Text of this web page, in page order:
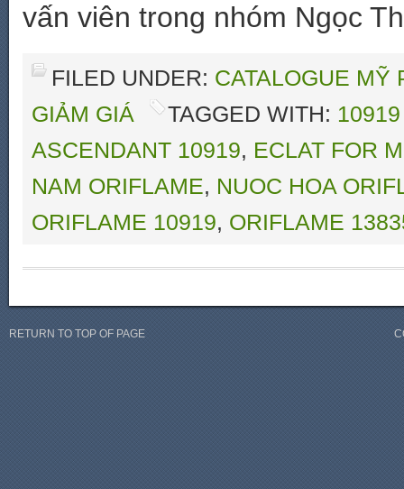
vấn viên trong nhóm Ngọc
FILED UNDER: CATALOGUE MỸ
GIẢM GIÁ
TAGGED WITH:
ASCENDANT 10919, ECLAT FOR
NAM ORIFLAME, NUOC HOA
ORIFLAME 10919, ORIFLAME
RETURN TO TOP OF PAGE